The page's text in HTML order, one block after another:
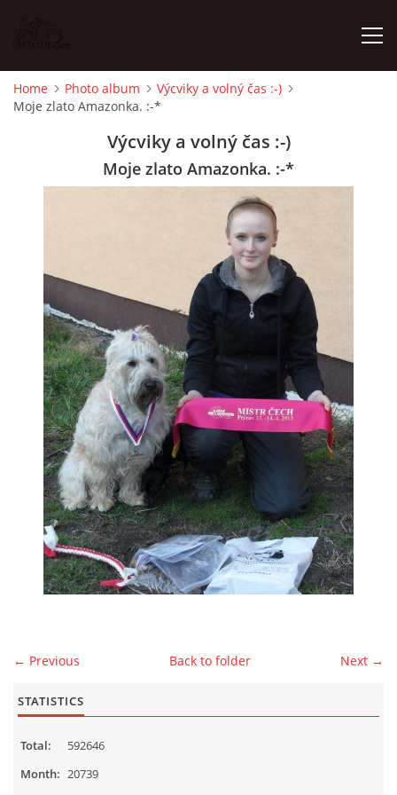
HOME
ISCWT - LITTER 2025
WHIPPET - LITTER 2025
FEMALES
MALES
CONTACT
Čeština English
Home Photo album
Výcviky a volný čas :-)
Moje zlato Amazonka. :-*
Výcviky a volný čas :-)
Moje zlato Amazonka. :-*
← Previous Next →
Back to folder
STATISTICS
Total:
592646
Month: 20739